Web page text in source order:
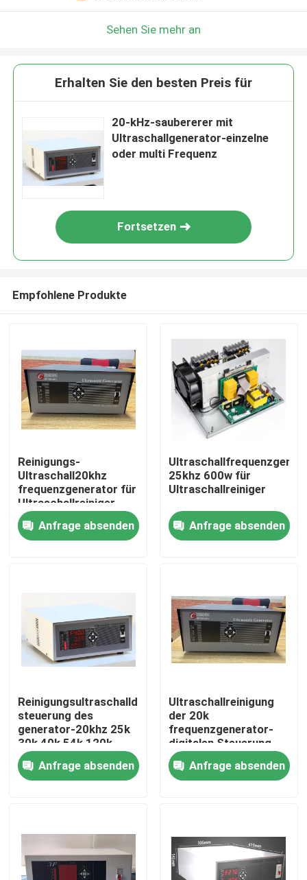
Haus
Produkte
Fabrik-Ausflug
Qualitätskontrolle
Treten Sie mit uns in Verbindung
Fordern Sie ein Zitat
Multi Frequenz-Ultraschallwandler
Sehen Sie mehr an
Erhalten Sie den besten Preis für
20-kHz-saubererer mit
Ultraschallgenerator-einzelne
oder multi Frequenz
Fortsetzen
Empfohlene Produkte
Reinigungs-
Ultraschall20khz
frequenzgenerator für
Ultraschallreiniger
Anfrage absenden
25khz 600w für
Ultraschallreiniger
Anfrage absenden
Reinigungsultraschalldigitale
steuerung des
generator-20khz 25k
30k 40k 54k 120k
2000k
Anfrage absenden
Ultraschallreinigung
der 20k
frequenzgenerator-
digitalen Steuerung
Anfrage absenden